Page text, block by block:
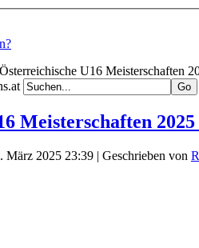
Österreichische U16 Meisterschaften
Meisterschaften
März 2025 23:39 | Geschrieben von